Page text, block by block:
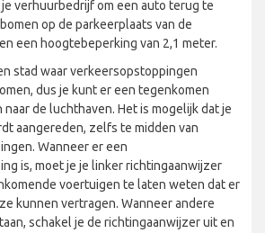
verhuurbedrijf om een auto terug te
op de parkeerplaats van de
een hoogtebeperking van 2,1 meter.
stad waar verkeersopstoppingen
dus je kunt er een tegenkomen
de luchthaven. Het is mogelijk dat je
aangereden, zelfs te midden van
Wanneer er een
is, moet je je linker richtingaanwijzer
voertuigen te laten weten dat er
kunnen vertragen. Wanneer andere
schakel je de richtingaanwijzer uit en